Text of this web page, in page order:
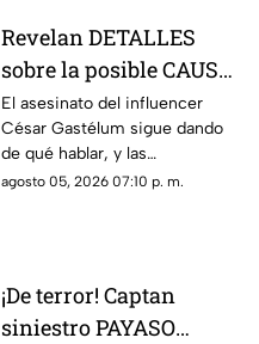
Revelan DETALLES
sobre la posible CAUSA
del ASESINATO de
César Gastélum
El asesinato del influencer
César Gastélum sigue dando
de qué hablar, y las
autoridades de seguridad ya
agosto 05, 2026 07:10 p. m.
¡De terror! Captan
siniestro PAYASO